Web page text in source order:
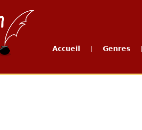
Accueil Genres